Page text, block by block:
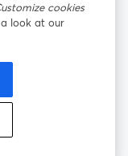
geöffnet
geöffnet
Richtlinie
Center
cookies
look at our